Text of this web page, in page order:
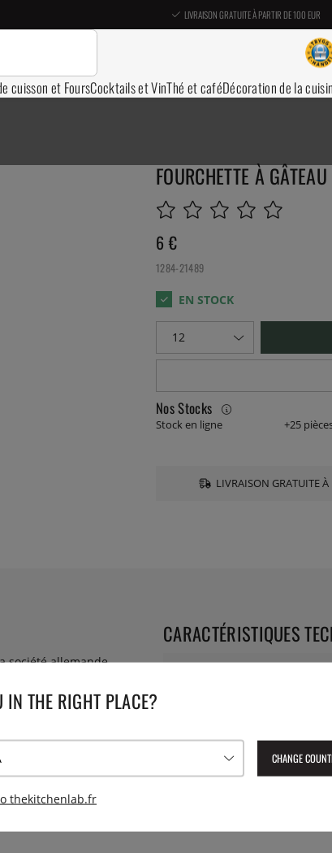
LIVRAISON GRATUITE À PARTIR DE 100 EUR
cuisson et FoursCocktails et VinThé et caféDécoration de la
FOURCHETTE À
6 €
1284-21489
Nos Stocks
Stock en ligne +25
LIVRAISON GRATUITE
société allemande
CARACTÉRISTIQUES
EAN :4250184419136
IN THE RIGHT PLACE?
CHANGE
thekitchenlab.fr